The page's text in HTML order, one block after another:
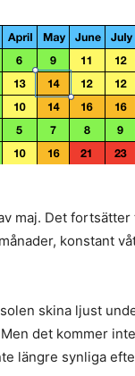
maj. Det
konstant
skina ljust
det kommer
längre synliga